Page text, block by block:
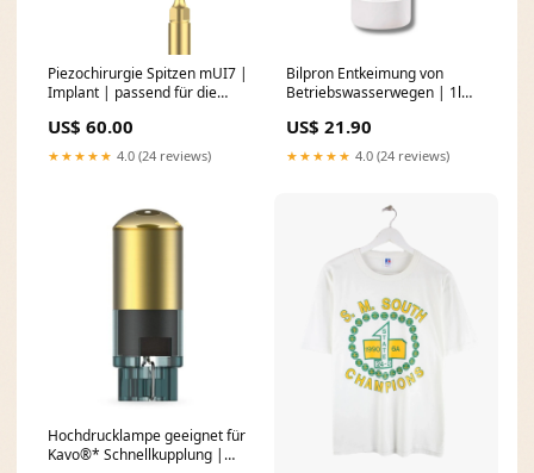
Piezochirurgie Spitzen mUI7 |
Implant | passend für die
PIEZOSURGERY®*
Dentalgeräte
US$ 60.00
★★★★★ 4.0 (24 reviews)
Bilpron Entkeimung von
Betriebswasserwegen | 1l
US$ 21.90
★★★★★ 4.0 (24 reviews)
Hochdrucklampe geeignet für
Kavo®* Schnellkupplung |